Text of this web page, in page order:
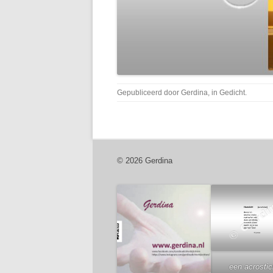
Gepubliceerd door Gerdina, in Gedicht.
© 2026 Gerdina
een